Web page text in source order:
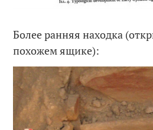
Более ранняя находка
похожем ящике):